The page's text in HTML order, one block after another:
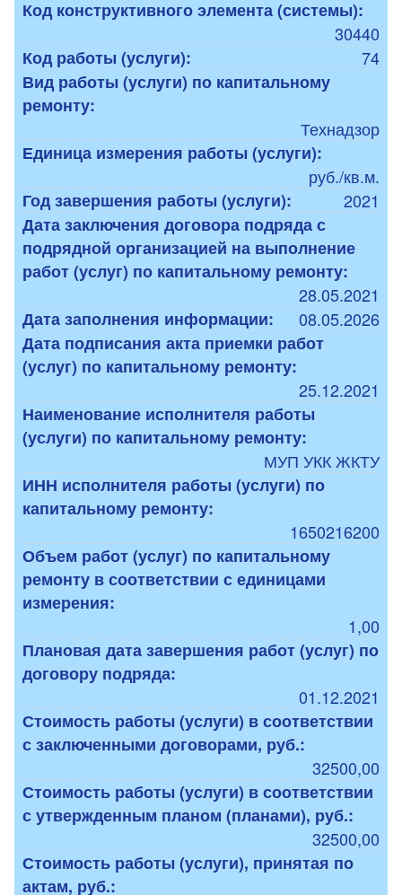
Код конструктивного элемента (системы):
30440
Код работы (услуги):
74
Вид работы (услуги) по капитальному
ремонту:
Технадзор
Единица измерения работы (услуги):
руб./кв.м.
Год завершения работы (услуги):
2021
Дата заключения договора подряда с
подрядной организацией на выполнение
работ (услуг) по капитальному ремонту:
28.05.2021
Дата заполнения информации:
08.05.2026
Дата подписания акта приемки работ
(услуг) по капитальному ремонту:
25.12.2021
Наименование исполнителя работы
(услуги) по капитальному ремонту:
МУП УКК ЖКТУ
ИНН исполнителя работы (услуги) по
капитальному ремонту:
1650216200
Объем работ (услуг) по капитальному
ремонту в соответствии с единицами
измерения:
1,00
Плановая дата завершения работ (услуг) по
договору подряда:
01.12.2021
Стоимость работы (услуги) в соответствии
с заключенными договорами, руб.:
32500,00
Стоимость работы (услуги) в соответствии
с утвержденным планом (планами), руб.:
32500,00
Стоимость работы (услуги), принятая по
актам, руб.: